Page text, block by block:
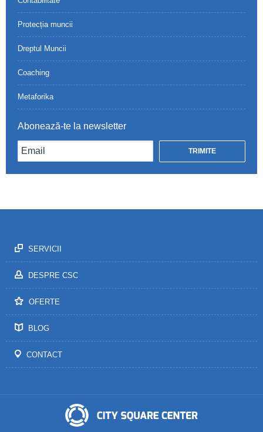
Protecția muncii
Dreptul Muncii
Coaching
Metaforika
Abonează-te la newsletter
SERVICII
DESPRE CSC
OFERTE
BLOG
CONTACT